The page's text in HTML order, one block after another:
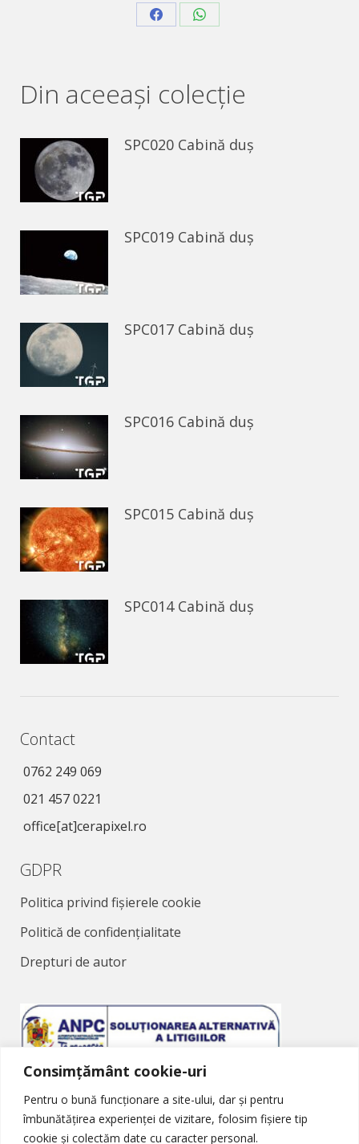
Consimțământ cookie-uri
Pentru o bună funcționare a site-ului, dar și pentru
îmbunătățirea experienței de vizitare, folosim fișiere tip
cookie și colectăm date cu caracter personal.
Share Share
Din aceeaşi colecție
SPC020 Cabină duș
SPC019 Cabină duș
SPC017 Cabină duș
SPC016 Cabină duș
SPC015 Cabină duș
SPC014 Cabină duș
Contact
0762 249 069
021 457 0221
office[at]cerapixel.ro
GDPR
Politica privind fișierele cookie
Politică de confidențialitate
Drepturi de autor
Soluționarea Alternativă a Litigiilor